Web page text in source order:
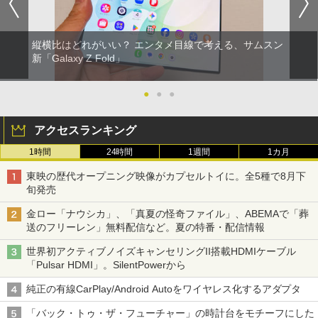
縦横比はどれがいい？ エンタメ目線で考える、サムスン
新「Galaxy Z Fold」
● ● ●
アクセスランキング
1時間 24時間 1週間 1カ月
東映の歴代オープニング映像がカプセルトイに。全5種で8月下
旬発売
金ロー「ナウシカ」、「真夏の怪奇ファイル」、ABEMAで「葬
送のフリーレン」無料配信など。夏の特番・配信情報
世界初アクティブノイズキャンセリングII搭載HDMIケーブル
「Pulsar HDMI」。SilentPowerから
純正の有線CarPlay/Android Autoをワイヤレス化するアダプタ
「バック・トゥ・ザ・フューチャー」の時計台をモチーフにした